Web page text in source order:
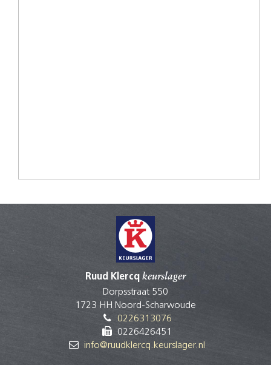
Ruud Klercq keurslager
Dorpsstraat 550
1723 HH Noord-Scharwoude
0226313076
0226426451
info@ruudklercq.keurslager.nl